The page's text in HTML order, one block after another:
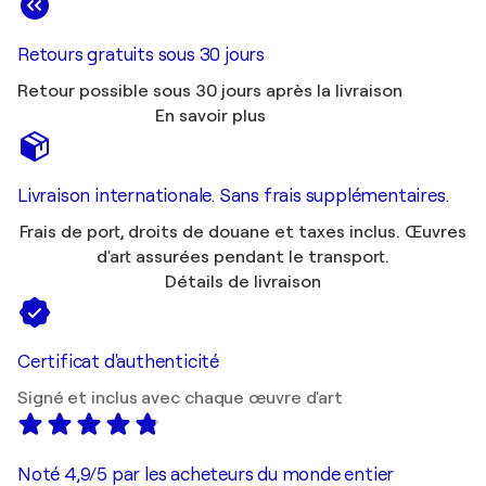
Retours gratuits sous 30 jours
Retour possible sous 30 jours après la livraison
En savoir plus
Livraison internationale. Sans frais supplémentaires.
Frais de port, droits de douane et taxes inclus. Œuvres
d'art assurées pendant le transport.
Détails de livraison
Certificat d'authenticité
Signé et inclus avec chaque œuvre d'art
Noté 4,9/5 par les acheteurs du monde entier